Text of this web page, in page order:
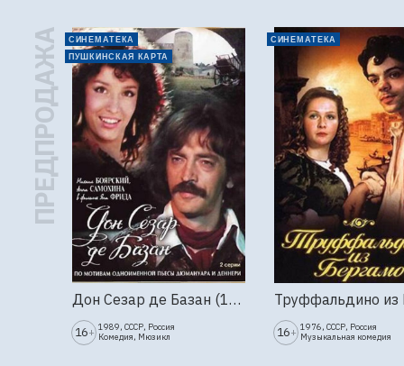
ПРЕДПРОДАЖА
СИНЕМАТЕКА
ПУШКИНСКАЯ КАРТА
Дон Сезар де Базан (1989г., Ленфильм, 2 серии)
16+ 1989, СССР, Россия
Комедия, Мюзикл
СИНЕМАТЕКА
16+ 1976, СССР, Россия
Музыкальная комедия